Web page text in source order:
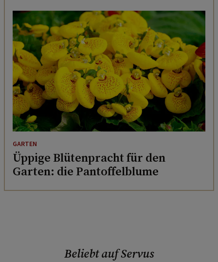
GARTEN
Üppige Blütenpracht für den
Garten: die Pantoffelblume
Beliebt auf Servus